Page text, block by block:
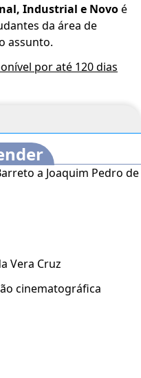
Industrial e Novoé
da área de
assunto.
por até 120 dias
a Joaquim Pedro de
Vera Cruz
cinematográfica